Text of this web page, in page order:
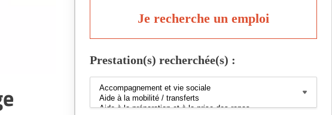
Je recherche un emploi
Prestation(s) recherchée(s) :